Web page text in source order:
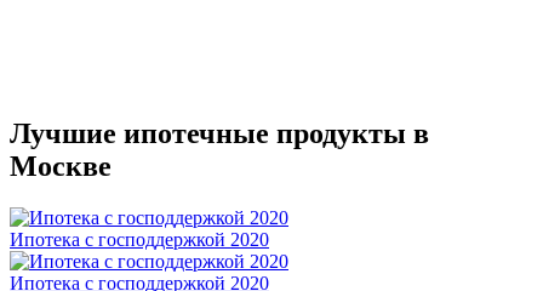
Лучшие ипотечные продукты в
Москве
Ипотека с господдержкой 2020
Ипотека с господдержкой 2020